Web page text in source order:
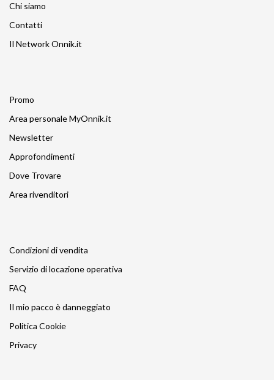
Chi siamo
Contatti
Il Network Onnik.it
Promo
Area personale MyOnnik.it
Newsletter
Approfondimenti
Dove Trovare
Area rivenditori
Condizioni di vendita
Servizio di locazione operativa
FAQ
Il mio pacco è danneggiato
Politica Cookie
Privacy